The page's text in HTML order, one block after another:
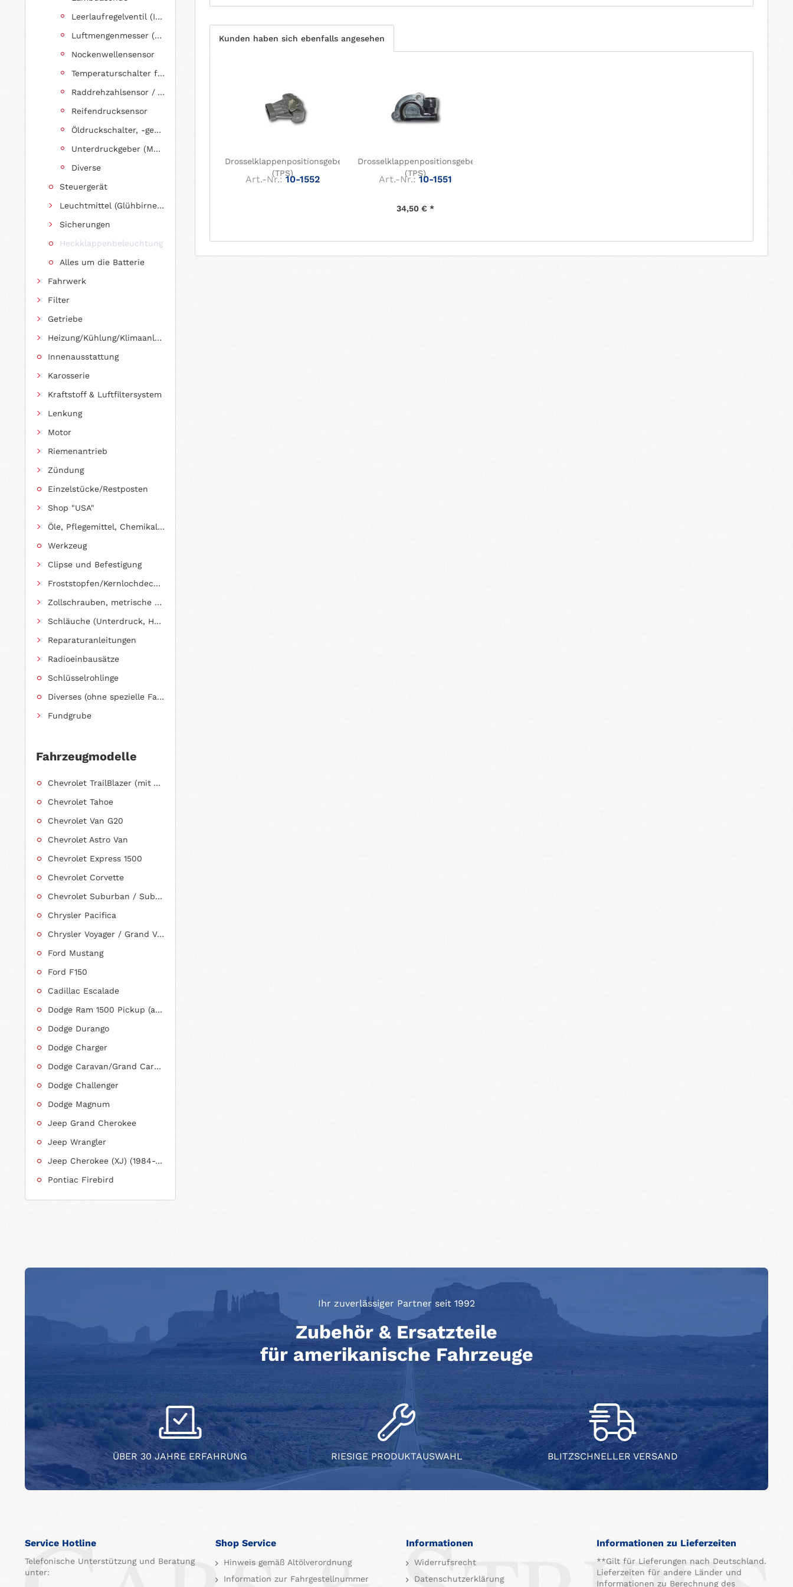
Leerlaufregelventil (IAC Ventil)
Luftmengenmesser (MAF Sensor)
Nockenwellensensor
Temperaturschalter für Lüftermotor
Raddrehzahlsensor / ABS Sensor
Reifendrucksensor
Öldruckschalter, -geber
Unterdruckgeber (MAP Sensor)
Diverse
Steuergerät
Leuchtmittel (Glühbirnen, Fassungen usw.)
Sicherungen
Heckklappenbeleuchtung
Alles um die Batterie
Fahrwerk
Filter
Getriebe
Heizung/Kühlung/Klimaanlage
Innenausstattung
Karosserie
Kraftstoff & Luftfiltersystem
Lenkung
Motor
Riemenantrieb
Zündung
Einzelstücke/Restposten
Shop "USA"
Öle, Pflegemittel, Chemikalien und Additive
Werkzeug
Clipse und Befestigung
Froststopfen/Kernlochdeckel (nach Abmessung sortiert)
Zollschrauben, metrische Schauben, Stehbolzen
Schläuche (Unterdruck, Heizung, Kraftstoff usw.) und Zubehör
Reparaturanleitungen
Radioeinbausätze
Schlüsselrohlinge
Diverses (ohne spezielle Fahrzeugzuordnung)
Fundgrube
Fahrzeugmodelle
Chevrolet TrailBlazer (mit Allradantrieb)
Chevrolet Tahoe
Chevrolet Van G20
Chevrolet Astro Van
Chevrolet Express 1500
Chevrolet Corvette
Chevrolet Suburban / Suburban 1500
Chrysler Pacifica
Chrysler Voyager / Grand Voyager
Ford Mustang
Ford F150
Cadillac Escalade
Dodge Ram 1500 Pickup (ab 2011 siehe RAM)
Dodge Durango
Dodge Charger
Dodge Caravan/Grand Caravan
Dodge Challenger
Dodge Magnum
Jeep Grand Cherokee
Jeep Wrangler
Jeep Cherokee (XJ) (1984-2001)
Pontiac Firebird
Kunden haben sich ebenfalls angesehen
Drosselklappenpositionsgeber
(TPS)
Art.-Nr.: 10-1552
Drosselklappenpositionsgeber
(TPS)
Art.-Nr.: 10-1551
34,50 € *
Ihr zuverlässiger Partner seit 1992
Zubehör & Ersatzteile
für amerikanische Fahrzeuge
ÜBER 30 JAHRE ERFAHRUNG RIESIGE PRODUKTAUSWAHL BLITZSCHNELLER VERSAND
Service Hotline
Telefonische Unterstützung und Beratung
unter:
Shop Service
Hinweis gemäß Altölverordnung
Information zur Fahrgestellnummer
Informationen
Widerrufsrecht
Datenschutzerklärung
Informationen zu Lieferzeiten
**Gilt für Lieferungen nach Deutschland.
Lieferzeiten für andere Länder und
Informationen zu Berechnung des